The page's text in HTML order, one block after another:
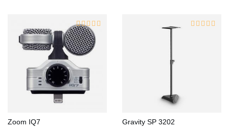
Zoom IQ7 Gravity SP 3202